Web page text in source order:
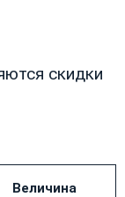
скидки
Величина